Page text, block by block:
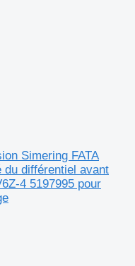
Simering FATA
du différentiel avant
4 5197995 pour